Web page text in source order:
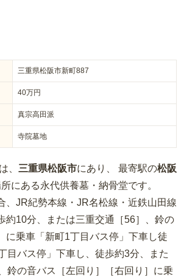
三重県松阪市新町887
40万円
真宗高田派
寺院墓地
、 三重県松阪市にあり、 最寄駅の松阪
にある永代供養墓・納骨堂です。
、JR紀勢本線・JR名松線・近鉄山田線
約10分、または三重交通［56］、鈴の
に乗車「新町1丁目バス停」下車し徒
目バス停」下車し、徒歩約3分、また
鈴の音バス［左回り］［右回り］に乗